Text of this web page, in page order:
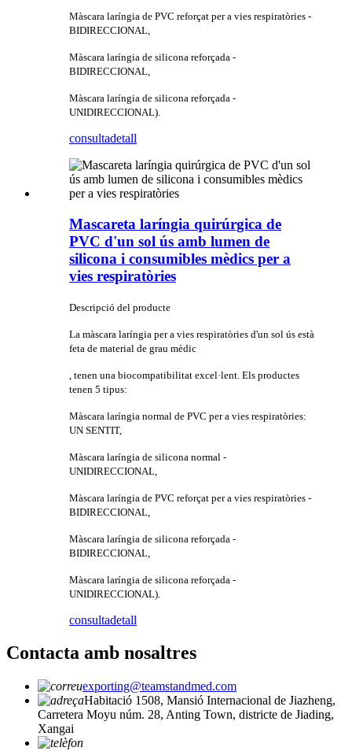
Màscara laríngia de PVC reforçat per a vies respiratòries -
BIDIRECCIONAL,
Màscara laríngia de silicona reforçada -
BIDIRECCIONAL,
Màscara laríngia de silicona reforçada -
UNIDIRECCIONAL).
consultadetall
Mascareta laríngia quirúrgica de
PVC d'un sol ús amb lumen de
silicona i consumibles mèdics per a
vies respiratòries
Descripció del producte
La màscara laríngia per a vies respiratòries d'un sol ús està
feta de material de grau mèdic
, tenen una biocompatibilitat excel·lent. Els productes
tenen 5 tipus:
Màscara laríngia normal de PVC per a vies respiratòries:
UN SENTIT,
Màscara laríngia de silicona normal -
UNIDIRECCIONAL,
Màscara laríngia de PVC reforçat per a vies respiratòries -
BIDIRECCIONAL,
Màscara laríngia de silicona reforçada -
BIDIRECCIONAL,
Màscara laríngia de silicona reforçada -
UNIDIRECCIONAL).
consultadetall
Contacta amb nosaltres
exporting@teamstandmed.com
Habitació 1508, Mansió Internacional de Jiazheng,
Carretera Moyu núm. 28, Anting Town, districte de Jiading,
Xangai